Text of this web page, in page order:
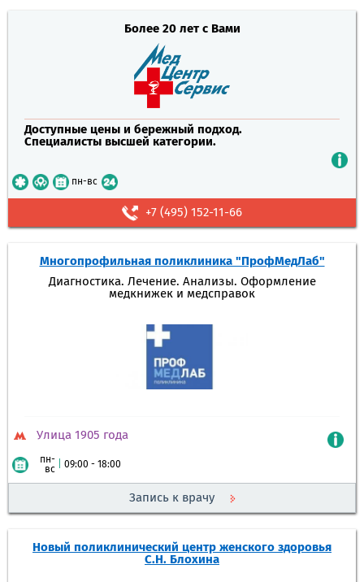
Более 20 лет с Вами
Доступные цены и бережный подход.
Специалисты высшей категории.
пн-вс
+7 (495) 152-11-66
Многопрофильная поликлиника "ПрофМедЛаб"
Диагностика. Лечение. Анализы. Оформление
медкнижек и медсправок
Улица 1905 года
пн-
вс
09:00 - 18:00
Запись к врачу
Новый поликлинический центр женского здоровья
С.Н. Блохина